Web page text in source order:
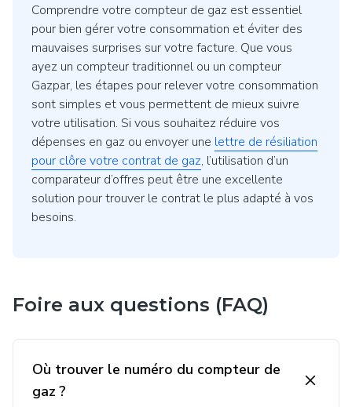
Comprendre votre compteur de gaz est essentiel
pour bien gérer votre consommation et éviter des
mauvaises surprises sur votre facture. Que vous
ayez un compteur traditionnel ou un compteur
Gazpar, les étapes pour relever votre consommation
sont simples et vous permettent de mieux suivre
votre utilisation. Si vous souhaitez réduire vos
dépenses en gaz ou envoyer une lettre de résiliation
pour clôre votre contrat de gaz, l’utilisation d’un
comparateur d’offres peut être une excellente
solution pour trouver le contrat le plus adapté à vos
besoins.
Foire aux questions (FAQ)
Où trouver le numéro du compteur de
gaz ?